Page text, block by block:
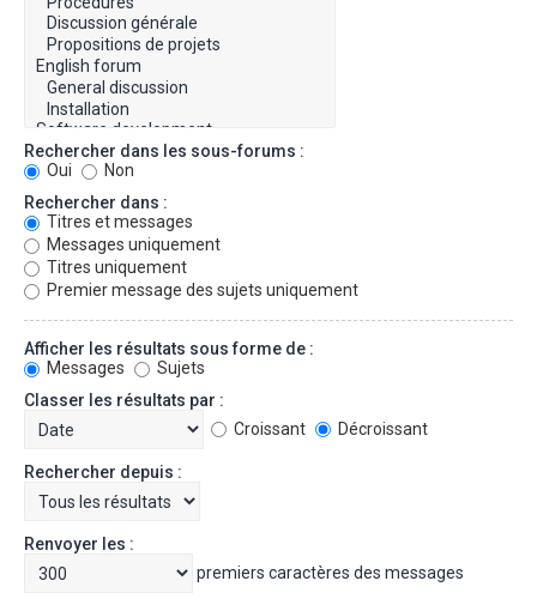
Rechercher dans les sous-forums :
Oui
Non
Rechercher dans :
Titres et messages
Messages uniquement
Titres uniquement
Premier message des sujets uniquement
Afficher les résultats sous forme de :
Messages
Sujets
Classer les résultats par :
Croissant
Décroissant
Rechercher depuis :
Renvoyer les :
premiers caractères des messages